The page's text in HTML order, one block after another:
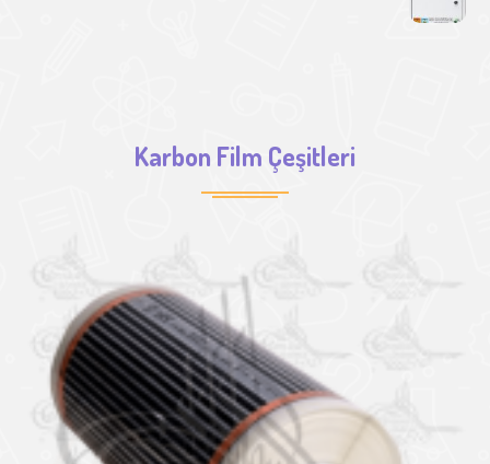
Karbon Film Çeşitleri